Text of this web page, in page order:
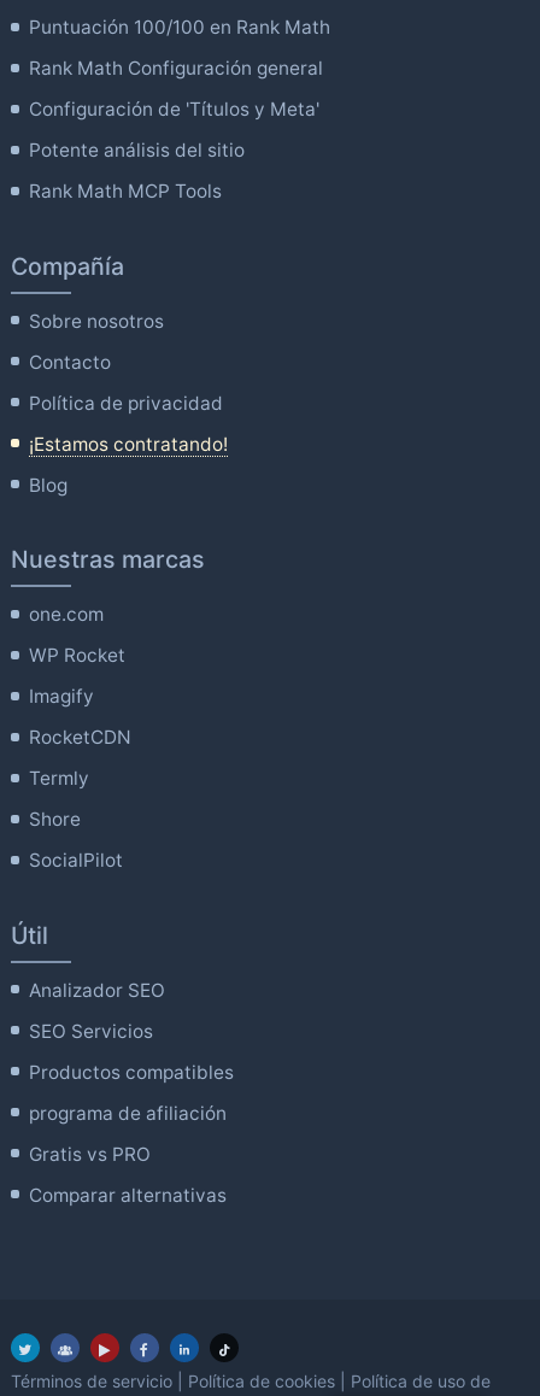
Puntuación 100/100 en Rank Math
Rank Math Configuración general
Configuración de 'Títulos y Meta'
Potente análisis del sitio
Rank Math MCP Tools
Compañía
Sobre nosotros
Contacto
Política de privacidad
¡Estamos contratando!
Blog
Nuestras marcas
one.com
WP Rocket
Imagify
RocketCDN
Termly
Shore
SocialPilot
Útil
Analizador SEO
SEO Servicios
Productos compatibles
programa de afiliación
Gratis vs PRO
Comparar alternativas
Términos de servicio Política de cookies Política de uso de